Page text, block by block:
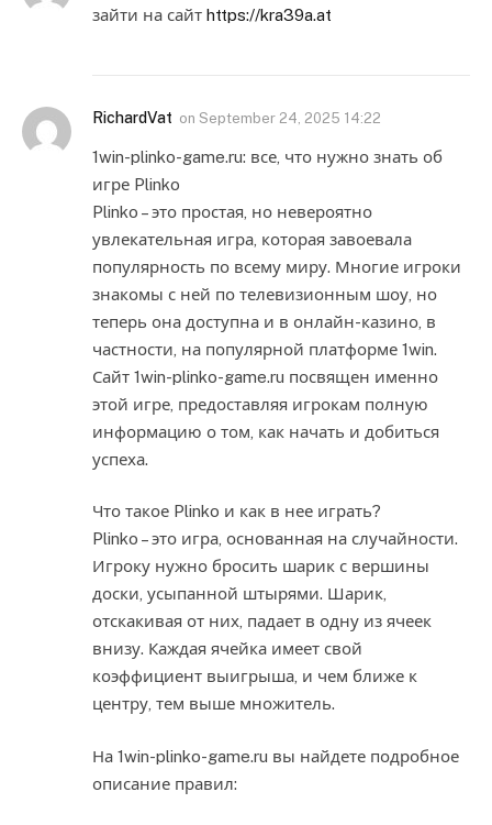
зайти на сайт https://kra39a.at
RichardVat on September 24, 2025 14:22
1win-plinko-game.ru: все, что нужно знать об
игре Plinko
Plinko – это простая, но невероятно
увлекательная игра, которая завоевала
популярность по всему миру. Многие игроки
знакомы с ней по телевизионным шоу, но
теперь она доступна и в онлайн-казино, в
частности, на популярной платформе 1win.
Сайт 1win-plinko-game.ru посвящен именно
этой игре, предоставляя игрокам полную
информацию о том, как начать и добиться
успеха.
Что такое Plinko и как в нее играть?
Plinko – это игра, основанная на случайности.
Игроку нужно бросить шарик с вершины
доски, усыпанной штырями. Шарик,
отскакивая от них, падает в одну из ячеек
внизу. Каждая ячейка имеет свой
коэффициент выигрыша, и чем ближе к
центру, тем выше множитель.
На 1win-plinko-game.ru вы найдете подробное
описание правил: